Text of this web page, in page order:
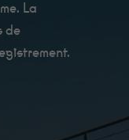
La
de